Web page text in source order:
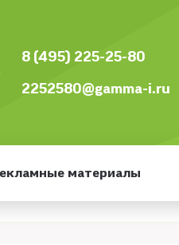
8 (495) 225-25-80
2252580@gamma-i.ru
материалы